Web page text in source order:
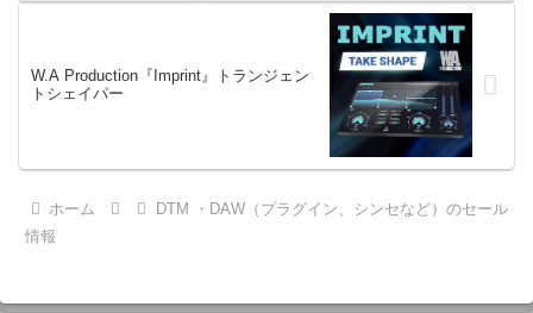
W.A Production『Imprint』トランジェン
トシェイパー
ホーム
DTM ・DAW（プラグイン、シンセなど）のセール
情報